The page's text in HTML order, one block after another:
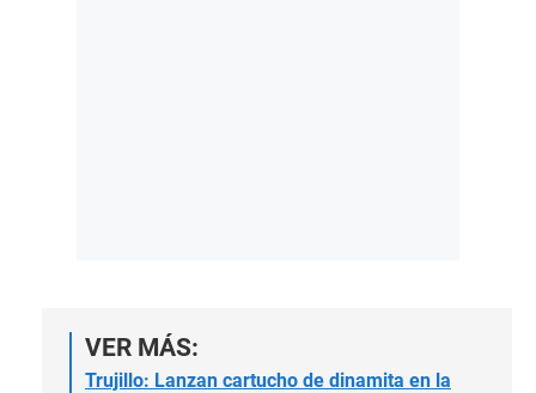
VER MÁS:
Trujillo: Lanzan cartucho de dinamita en la